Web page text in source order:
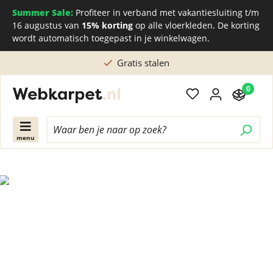
Summer Sale: Profiteer in verband met vakantiesluiting t/m
16 augustus van 15% korting op alle vloerkleden. De korting
wordt automatisch toegepast in je winkelwagen.
Gratis stalen
menu
0